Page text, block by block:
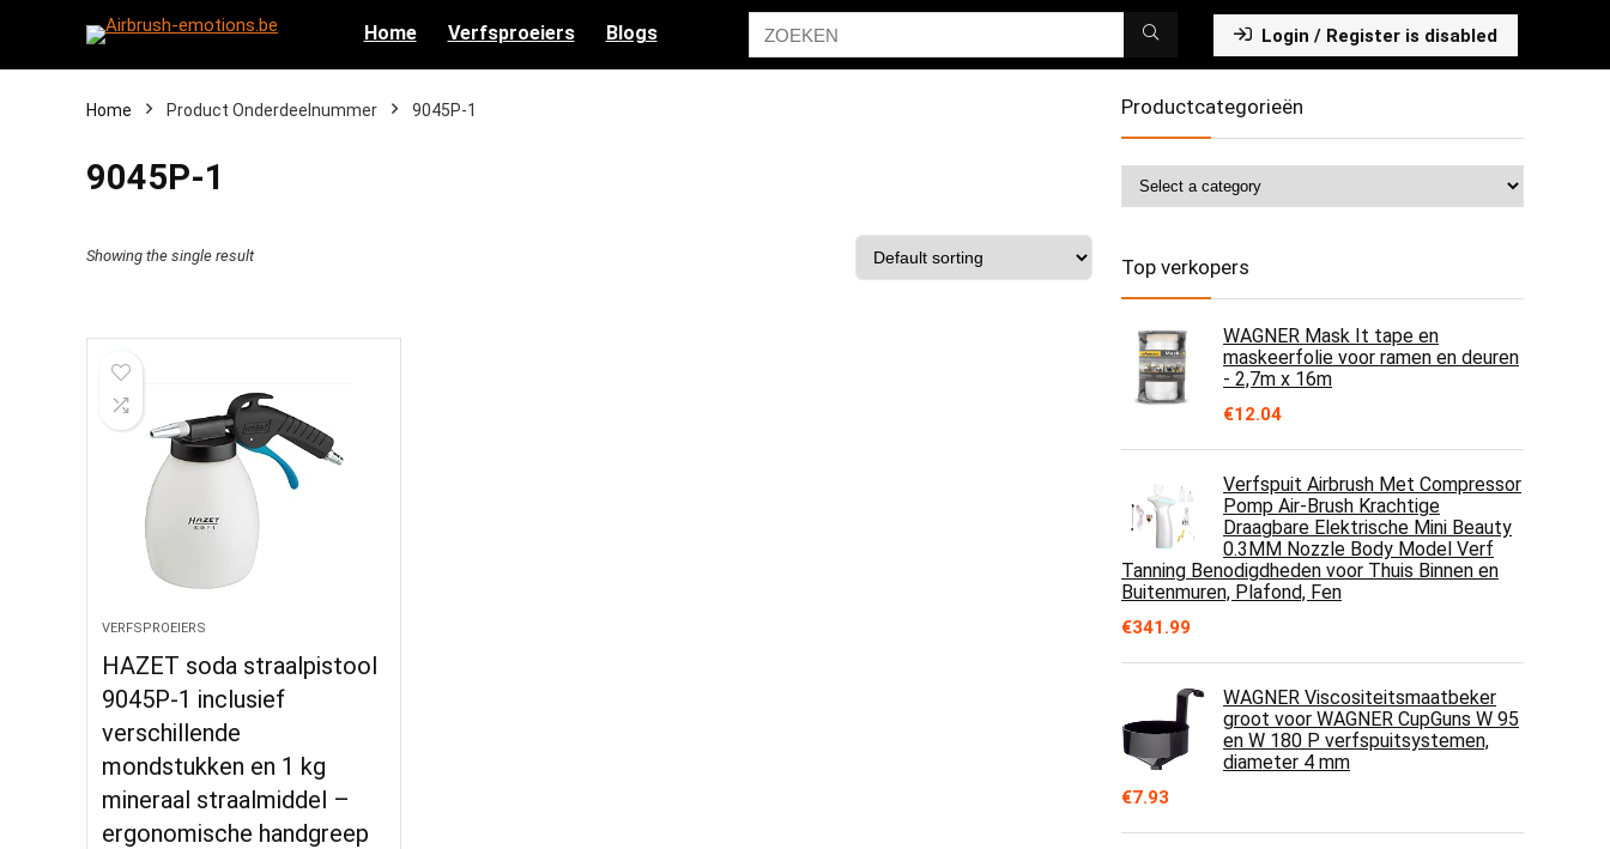
Home Verfsproeiers Blogs Login / Register is disabled
Home Product Onderdeelnummer ‎9045P-1
‎9045P-1
Showing the single result
VERFSPROEIERS
HAZET soda straalpistool
9045P-1 inclusief
verschillende
mondstukken en 1 kg
mineraal straalmiddel –
ergonomische handgreep
Productcategorieën
Top verkopers
WAGNER Mask It tape en
maskeerfolie voor ramen en deuren
- 2,7m x 16m
€12.04
Verfspuit Airbrush Met Compressor
Pomp Air-Brush Krachtige
Draagbare Elektrische Mini Beauty
0.3MM Nozzle Body Model Verf
Tanning Benodigdheden voor Thuis Binnen en
Buitenmuren, Plafond, Fen
€341.99
WAGNER Viscositeitsmaatbeker
groot voor WAGNER CupGuns W 95
en W 180 P verfspuitsystemen,
diameter 4 mm
€7.93